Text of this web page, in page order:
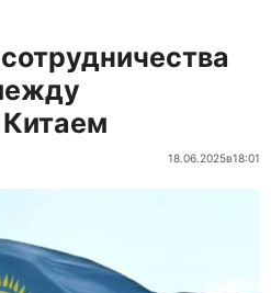
18.06.2025в18:01